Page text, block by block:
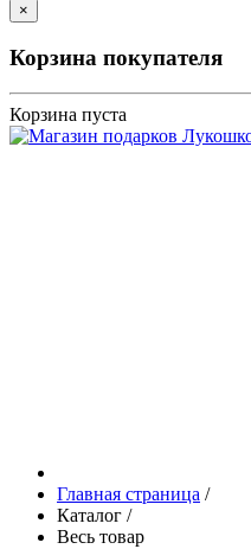
×
Корзина покупателя
Корзина пуста
Главная страница /
Каталог /
Весь товар